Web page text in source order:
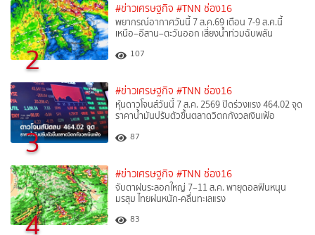
2
#ข่าวเศรษฐกิจ #TNN ช่อง16
พยากรณ์อากาศวันนี้ 7 ส.ค.69 เตือน 7-9 ส.ค.นี้
เหนือ–อีสาน–ตะวันออก เสี่ยงน้ำท่วมฉับพลัน
107
3
#ข่าวเศรษฐกิจ #TNN ช่อง16
หุ้นดาวโจนส์วันนี้ 7 ส.ค. 2569 ปิดร่วงแรง 464.02 จุด
ราคาน้ำมันปรับตัวขึ้นตลาดวิตกกังวลเงินเฟ้อ
87
4
#ข่าวเศรษฐกิจ #TNN ช่อง16
จับตาฝนระลอกใหญ่ 7–11 ส.ค. พายุดอลฟินหนุน
มรสุม ไทยฝนหนัก-คลื่นทะเลแรง
83